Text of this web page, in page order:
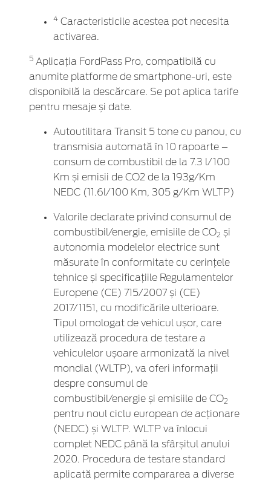
4 Caracteristicile acestea pot necesita
activarea.
5 Aplicația FordPass Pro, compatibilă cu
anumite platforme de smartphone-uri, este
disponibilă la descărcare. Se pot aplica tarife
pentru mesaje și date.
Autoutilitara Transit 5 tone cu panou, cu
transmisia automată în 10 rapoarte –
consum de combustibil de la 7.3 l/100
Km și emisii de CO2 de la 193g/Km
NEDC (11.6l/100 Km, 305 g/Km WLTP)
Valorile declarate privind consumul de
combustibil/energie, emisiile de CO2 și
autonomia modelelor electrice sunt
măsurate în conformitate cu cerințele
tehnice și specificațiile Regulamentelor
Europene (CE) 715/2007 și (CE)
2017/1151, cu modificările ulterioare.
Tipul omologat de vehicul ușor, care
utilizează procedura de testare a
vehiculelor ușoare armonizată la nivel
mondial (WLTP), va oferi informații
despre consumul de
combustibil/energie și emisiile de CO2
pentru noul ciclu european de acționare
(NEDC) și WLTP. WLTP va înlocui
complet NEDC până la sfârșitul anului
2020. Procedura de testare standard
aplicată permite compararea a diverse